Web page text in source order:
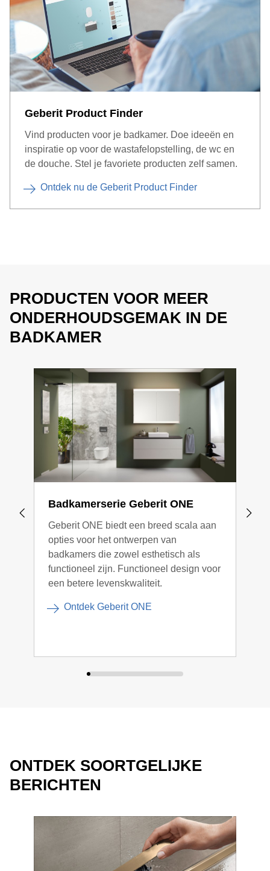
Geberit Product Finder
Vind producten voor je badkamer. Doe ideeën en
inspiratie op voor de wastafelopstelling, de wc en
de douche. Stel je favoriete producten zelf samen.
Ontdek nu de Geberit Product Finder
PRODUCTEN VOOR MEER
ONDERHOUDSGEMAK IN DE
BADKAMER
Badkamerserie Geberit ONE
Geberit ONE biedt een breed scala aan
opties voor het ontwerpen van
badkamers die zowel esthetisch als
functioneel zijn. Functioneel design voor
een betere levenskwaliteit.
Ontdek Geberit ONE
ONTDEK SOORTGELIJKE
BERICHTEN